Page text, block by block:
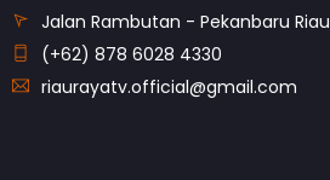
Jalan Rambutan - Pekanbaru Riau
(+62) 878 6028 4330
riaurayatv.official@gmail.com